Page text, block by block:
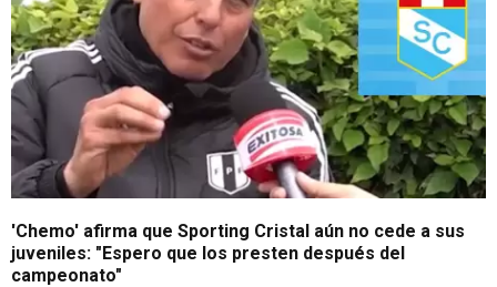
'Chemo' afirma que Sporting Cristal aún no cede a sus
juveniles: "Espero que los presten después del
campeonato"